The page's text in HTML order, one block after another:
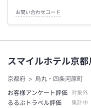
お問い合わせコード
スマイルホテル京
京都府
烏丸・四条河原町
お客様アンケート評価
対象外
るるぶトラベル評価 集計中